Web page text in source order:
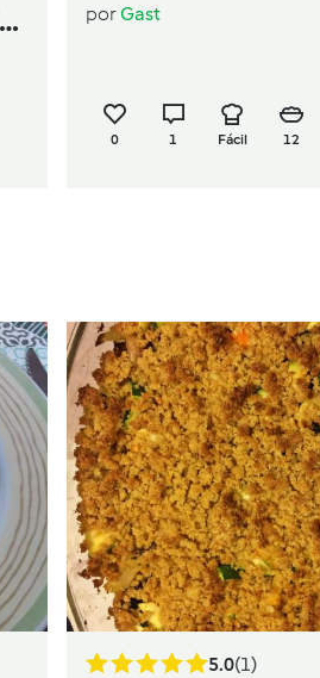
porGast
0 1 Fácil 12
5.0(1)